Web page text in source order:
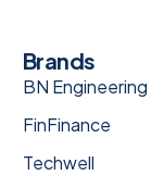
Brands
BN Engineering
FinFinance
Techwell